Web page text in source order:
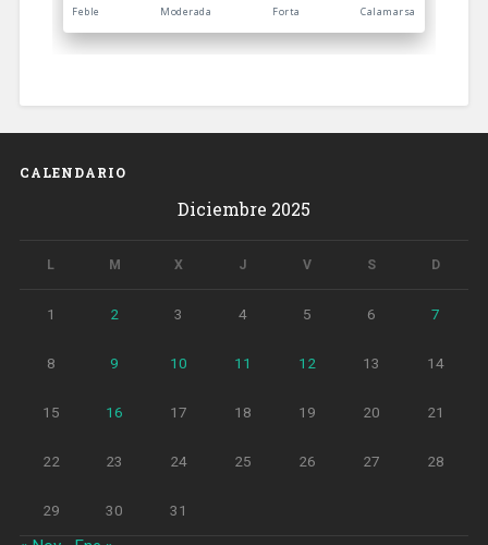
CALENDARIO
Diciembre 2025
L M X J V S D
1 2 3 4 5 6 7
8 9 10 11 12 13 14
15 16 17 18 19 20 21
22 23 24 25 26 27 28
29 30 31